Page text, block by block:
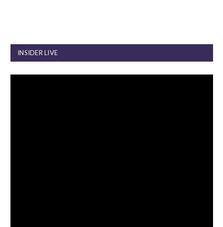
INSIDER LIVE